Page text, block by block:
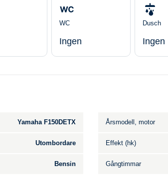
WC
Ingen
Dusch
Ingen
Yamaha F150DETX Årsmodell, motor
Utombordare Effekt (hk)
Bensin Gångtimmar